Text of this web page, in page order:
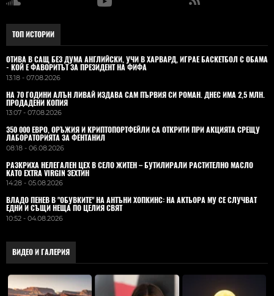
ТОП ИСТОРИИ
ОТИВА В САЩ БЕЗ ДУМА АНГЛИЙСКИ, УЧИ В ХАРВАРД, ИГРАЕ БАСКЕТБОЛ С ОБАМА
- КОЙ Е ФАВОРИТЪТ ЗА ПРЕЗИДЕНТ НА ФИФА
13:18 - 07.08.2026
НА 70 ГОДИНИ АЛЪН ЛИВАЙ ИЗДАВА САМ ПЪРВИЯ СИ РОМАН. ДНЕС ИМА 2,5 МЛН.
ПРОДАДЕНИ КОПИЯ
13:07 - 07.08.2026
350 000 ЕВРО, ОРЪЖИЯ И КРИПТОПОРТФЕЙЛИ СА ОТКРИТИ ПРИ АКЦИЯТА СРЕЩУ
ЛАБОРАТОРИЯТА ЗА ФЕНТАНИЛ
08:18 - 06.08.2026
РАЗКРИХА НЕЛЕГАЛЕН ЦЕХ В СЕЛО ЖИТЕН – БУТИЛИРАЛИ РАСТИТЕЛНО МАСЛО
КАТО EXTRA VIRGIN ЗЕХТИН
14:28 - 05.08.2026
ВЛАДO ПЕНЕВ В "ОБУВКИТЕ" НА АНТЪНИ ХОПКИНС: НА АКТЬОРА МУ СЕ СЛУЧВАТ
ЕДНИ И СЪЩИ НЕЩА ПО ЦЕЛИЯ СВЯТ
10:52 - 04.08.2026
ВИДЕО И ГАЛЕРИЯ